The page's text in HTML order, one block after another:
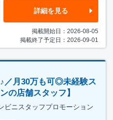
詳細を見る
掲載開始日：2026-08-05
掲載終了予定日：2026-09-01
／月30万も可◎未経験ス
の店舗スタッフ】
ニスタッフプロモーション